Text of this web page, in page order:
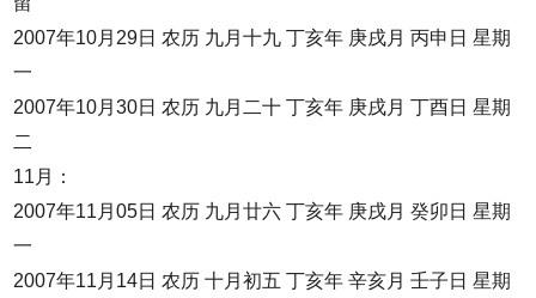
2007年10月29日 农历 九月十九 丁亥年 庚戌月 丙申日 星期
一
2007年10月30日 农历 九月二十 丁亥年 庚戌月 丁酉日 星期
二
11月：
2007年11月05日 农历 九月廿六 丁亥年 庚戌月 癸卯日 星期
一
2007年11月14日 农历 十月初五 丁亥年 辛亥月 壬子日 星期